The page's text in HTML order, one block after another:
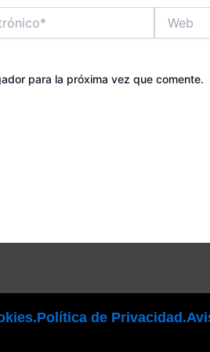
para la próxima vez que comente.
Política de Privacidad.